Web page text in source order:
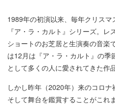
1989年の初演以来、毎年クリス
『ア・ラ・カルト』シリーズ。
ショートのお芝居と生演奏の音楽
は12月は『ア・ラ・カルト』の
として多くの人に愛されてきた作品
しかし昨年（2020年）来のコロナ
そして舞台を鑑賞することがこれ